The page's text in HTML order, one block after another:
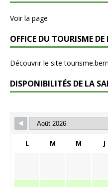
Voir la page
OFFICE DU TOURISME DE
Découvrir le site
DISPONIBILITÉS DE LA
L M M J